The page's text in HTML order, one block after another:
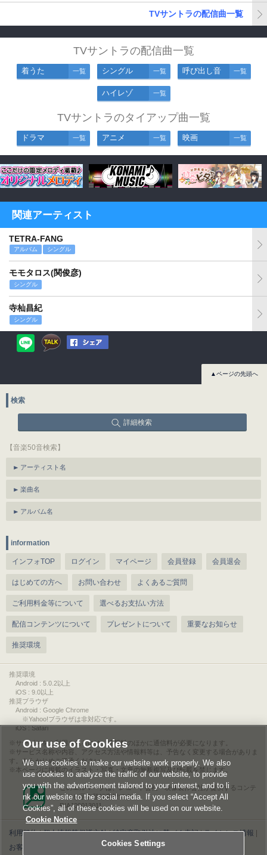
TVサントラの配信曲一覧
TVサントラの配信曲一覧
着うた 一覧 シングル 一覧 呼び出し音 一覧
ハイレゾ 一覧
TVサントラのタイアップ曲一覧
ドラマ 一覧 アニメ 一覧 映画 一覧
関連アーティスト
TETRA-FANG
アルバム シングル
モモタロス(関俊彦)
シングル
寺杣昌紀
シングル
▲ページの先頭へ
検索
詳細検索
【音楽50音検索】
アーティスト名
楽曲名
アルバム名
information
インフォTOP ログイン マイページ 会員登録 会員退会
はじめての方へ お問い合わせ よくあるご質問
ご利用料金等について 選べるお支払い方法
配信コンテンツについて プレゼントについて 重要なお知らせ
推奨環境
推奨環境
Android : 5.0.2以上
iOS : 9.0以上
推奨ブラウザ
Android : Google Chrome
※Yahoo!ブラウザは非対応です。
iOS : Safari
サービスをご利用されるには、情報料のほかに通信料が必要になります。
サービス名称や内容、アクセス方法や情報料等は、予告なく変更する場合がありま
す。あらかじめご了承ください。
本ページに掲載のイラスト・写真・文章の無断複写及び転載を禁じます。
このエルマークは、レコード会社・映像製作会社が提供するコンテ
ンツを示す登録商標です。
RIAJ00013011
利用規約|個人情報等保護方針|特定商取引法に基づく表記|ライセンス情報
お客様情報の外部送信について|Cookies Settings
Our use of Cookies
We use cookies to make our website work properly. We also
use cookies to analyze the traffic of our website, to provide
you with the advertisement tailored to your interest, and to li
nk our website to the social media. If you select “Accept All
Cookies”, all of these cookies will be used on our website.
Cookie Notice
Cookies Settings